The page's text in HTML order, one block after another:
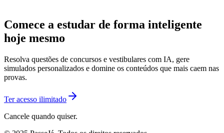
Comece a estudar de forma inteligente
hoje mesmo
Resolva questões de concursos e vestibulares com IA, gere
simulados personalizados e domine os conteúdos que mais caem nas
provas.
Ter acesso ilimitado
Cancele quando quiser.